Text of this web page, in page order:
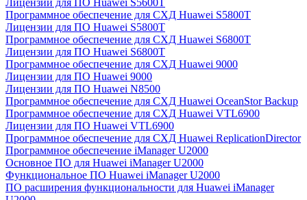
Лицензии для ПО Huawei S5600T
Программное обеспечение для СХД Huawei S5800T
Лицензии для ПО Huawei S5800T
Программное обеспечение для СХД Huawei S6800T
Лицензии для ПО Huawei S6800T
Программное обеспечение для СХД Huawei 9000
Лицензии для ПО Huawei 9000
Лицензии для ПО Huawei N8500
Программное обеспечение для СХД Huawei OceanStor Backup
Программное обеспечение для СХД Huawei VTL6900
Лицензии для ПО Huawei VTL6900
Программное обеспечение для СХД Huawei ReplicationDirector
Программное обеспечение iManager U2000
Основное ПО для Huawei iManager U2000
Функциональное ПО Huawei iManager U2000
ПО расширения функциональности для Huawei iManager